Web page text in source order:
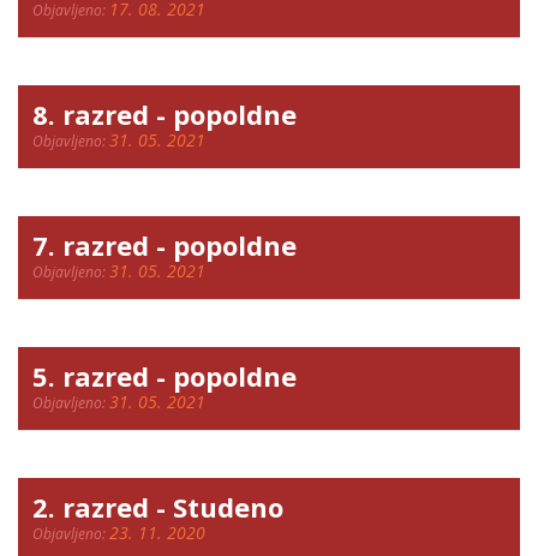
Objavljeno: 17. 08. 2021
8. razred - popoldne
Objavljeno:31. 05. 2021
7. razred - popoldne
Objavljeno:31. 05. 2021
5. razred - popoldne
Objavljeno:31. 05. 2021
2. razred - Studeno
Objavljeno:23. 11. 2020